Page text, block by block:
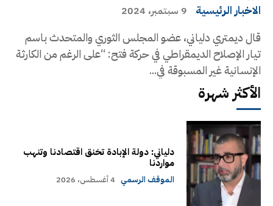
الاخبار الرئيسية 9 سبتمبر، 2024
قال ديمتري دلياني، عضو المجلس الثوري والمتحدث باسم
تيار الإصلاح الديمقراطي في حركة فتح: “على الرغم من الكارثة
الإنسانية غير المسبوقة في...
الأكثر شهرة
دلياني: دولة الإبادة تخنق اقتصادنا وتنهب
مواردنا
الموقف الرسمي 4 أغسطس، 2026